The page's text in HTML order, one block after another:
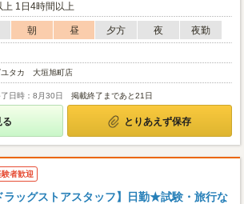
上 1日4時間以上
朝 昼 夕方 夜
夜勤
ユタカ 大垣旭町店
日時：8月30日 掲載終了まであと21日
る とりあえず保存
者歓迎
ラッグストアスタッフ】日勤★試験・旅行な